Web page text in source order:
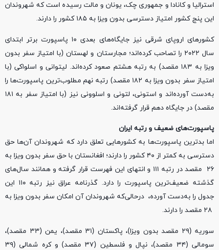
استرالیا و کانادا و جمهوری چک، یونان و مالت رسیده است که شهروندان
این پنج کشور امتیاز دسترسی بدون ویزا به ۱۸۵ کشور را دارند.
کشورهای اروپای شرقی نیز جایگاه‌های بعدی ۱۰ پاسپورت برتر ابتدای
سال ۲۰۲۲ را تصاحب کرده‌اند؛ مجارستان و لهستان (با امتیاز سفر بدون
ویزا به ۱۸۳ مقصد) به رتبه هشتم صعود کرده‌اند. لیتوانی و اسلواکی (با
امتیاز سفر بدون ویزا به ۱۸۲ مقصد) رتبه نهم مطلوب‌ترین پاسپورت‌ها را
به‌دست آورده‌اند و استونی، لتونی و اسلوونی نیز (با امتیاز سفر به ۱۸۱
مقصد) در جایگاه دهم قرار گرفته‌اند.
پاسپورت‌های ضعیف و رتبه ایران
اما بدترین پاسپورت‌ها به کشورهایی تعلق دارد که شهروندان آن‌ها حق
دسترسی به کمتر از ۴۰ کشور را دارند؛ افغانستان با حق سفر بدون ویزا به
۲۶ مقصد در رتبه ۱۱۱ و انتهای این فهرست قرار گرفته و همانند سال‌های
گذشته ضعیف‌ترین پاسپورت را دارد. گذرنامه عراق نیز رتبه ۱۱۰ این
جدول را به‌دست آورده، ‌ درحالی‌که شهروندان آن امکان سفر بدون ویزا به
سوریه (۲۹ مقصد بدون ویزا)، پاکستان (۳۱ مقصد)، یمن (۳۳ مقصد)،
سومالی (۳۴ مقصد)، نپال و فلسطین (۳۷ مقصد) و کره شمالی (۳۹